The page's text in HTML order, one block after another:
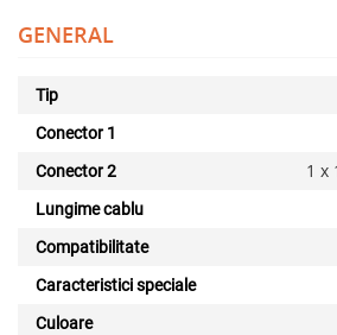
GENERAL
Tip
Conector 1
Conector 2 1 x
Lungime cablu
Compatibilitate
Caracteristici speciale
Culoare